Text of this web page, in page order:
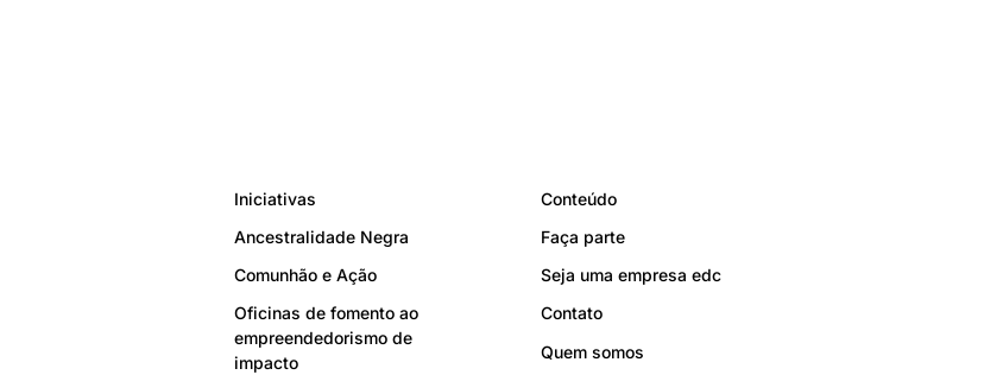
Iniciativas
Ancestralidade Negra
Comunhão e Ação
Oficinas de fomento ao
empreendedorismo de
impacto
Conteúdo
Faça parte
Seja uma empresa edc
Contato
Quem somos